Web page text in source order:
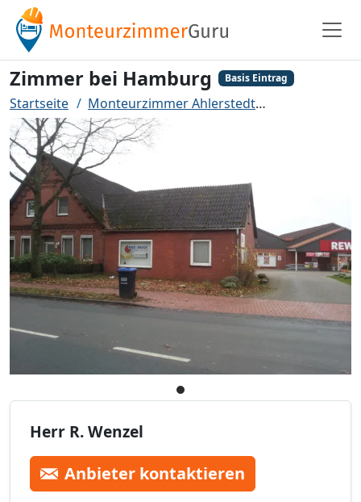
Zimmer bei Hamburg Basis Eintrag
Startseite Monteurzimmer Ahlerstedt
Herr R. Wenzel
Anbieter kontaktieren